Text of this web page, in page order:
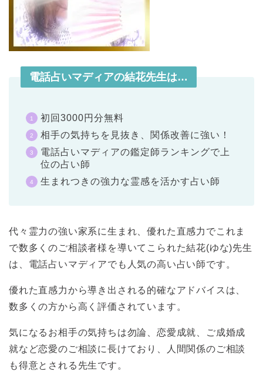
電話占いマディアの結花先生は…
初回3000円分無料
相手の気持ちを見抜き、関係改善に強い！
電話占いマディアの鑑定師ランキングで上
位の占い師
生まれつきの強力な霊感を活かす占い師
代々霊力の強い家系に生まれ、優れた直感力でこれま
で数多くのご相談者様を導いてこられた結花(ゆな)先生
は、電話占いマディアでも人気の高い占い師です。
優れた直感力から導き出される的確なアドバイスは、
数多くの方から高く評価されています。
気になるお相手の気持ちは勿論、恋愛成就、ご成婚成
就など恋愛のご相談に長けており、人間関係のご相談
も得意とされる先生です。